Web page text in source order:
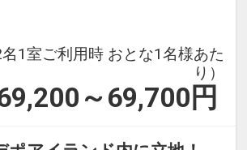
容可能。先着順、予約制で
んのでご了承くださいませ。
含まれます。
名1室ご利用時 おとな1名様あた
り）
～69,700 円